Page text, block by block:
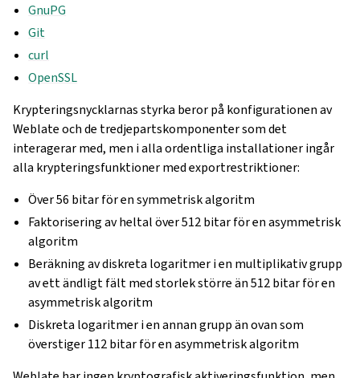
GnuPG
Git
curl
OpenSSL
Krypteringsnycklarnas styrka beror på konfigurationen av
Weblate och de tredjepartskomponenter som det
interagerar med, men i alla ordentliga installationer ingår
alla krypteringsfunktioner med exportrestriktioner:
Över 56 bitar för en symmetrisk algoritm
Faktorisering av heltal över 512 bitar för en asymmetrisk
algoritm
Beräkning av diskreta logaritmer i en multiplikativ grupp
av ett ändligt fält med storlek större än 512 bitar för en
asymmetrisk algoritm
Diskreta logaritmer i en annan grupp än ovan som
överstiger 112 bitar för en asymmetrisk algoritm